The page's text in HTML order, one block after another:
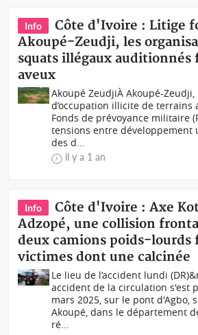
Info
Côte d'Ivoire : Litige
Akoupé-Zeudji, les
squats illégaux auditionnés
aveux
Akoupé ZeudjiÀ Akoupé-
d’occupation illicite de terrains
Fonds de prévoyance militaire
tensions entre développement
des d...
il y a 1 an
Info
Côte d'Ivoire : Axe
Adzopé, une collision
deux camions poids-lourds
victimes dont une calcinée
Le lieu de l’accident lundi
accident de la circulation s'est
mars 2025, sur le pont d'Agbo,
Akoupé, dans le département
ré...